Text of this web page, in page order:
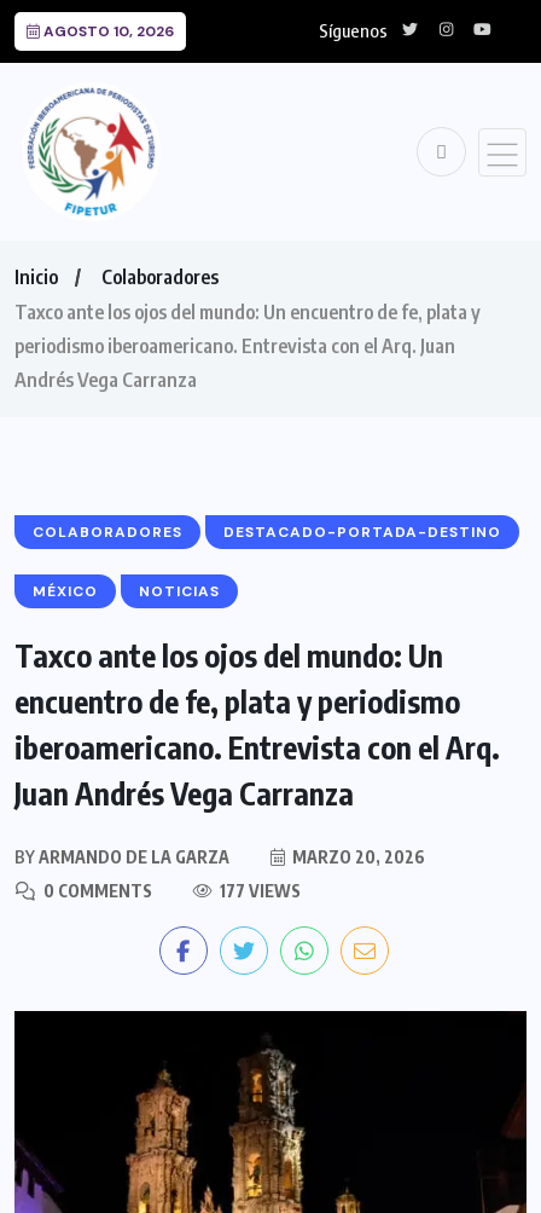
AGOSTO 10, 2026 Síguenos
Inicio
Colaboradores
Taxco ante los ojos del mundo: Un encuentro de fe, plata y
periodismo iberoamericano. Entrevista con el Arq. Juan
Andrés Vega Carranza
COLABORADORES DESTACADO-PORTADA-DESTINO
MÉXICO NOTICIAS
Taxco ante los ojos del mundo: Un
encuentro de fe, plata y periodismo
iberoamericano. Entrevista con el Arq.
Juan Andrés Vega Carranza
BYARMANDO DE LA GARZA
MARZO 20, 2026
0 COMMENTS
177 VIEWS